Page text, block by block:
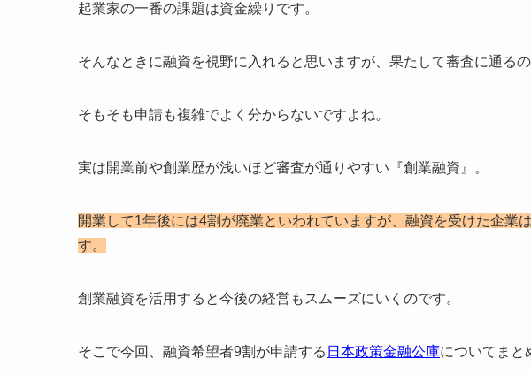
起業家の一番の課題は資金繰りです。
そんなときに融資を視野に入れると思いますが、果たして審査に通る
そもそも申請も複雑でよく分からないですよね。
実は開業前や創業歴が浅いほど審査が通りやすい『創業融資』。
開業して1年後には4割が廃業といわれていますが、融資を受けた企業
す。
創業融資を活用すると今後の経営もスムーズにいくのです。
そこで今回、融資希望者9割が申請する 日本政策金融公庫についてまと